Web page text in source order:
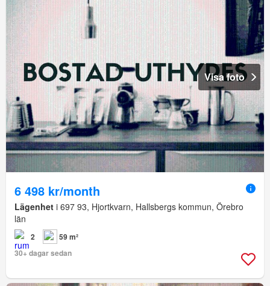
Visa foto
6 498 kr/month
Lägenhet i 697 93, Hjortkvarn, Hallsbergs kommun, Örebro
län
2
59 m²
30+ dagar sedan